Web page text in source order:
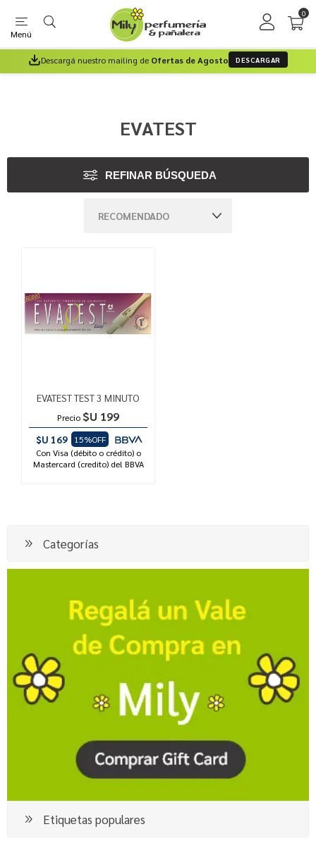
Menú
0
Descargá nuestro mailing de Ofertas de Agosto DESCARGAR
EVATEST
REFINAR BÚSQUEDA
EVATEST TEST 3 MINUTO
Precio $U 199
$U 169
15%OFF
Con Visa (débito o crédito) o
Mastercard (credito) del BBVA
Categorías
Etiquetas populares